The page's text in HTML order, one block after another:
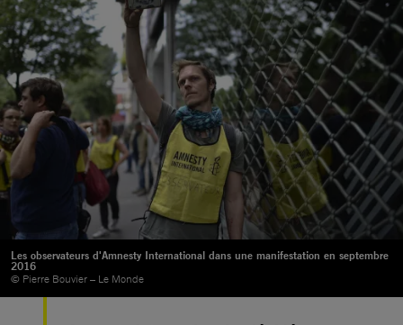
Les observateurs d'Amnesty International dans une manifestation en septembre
2016
© Pierre Bouvier – Le Monde